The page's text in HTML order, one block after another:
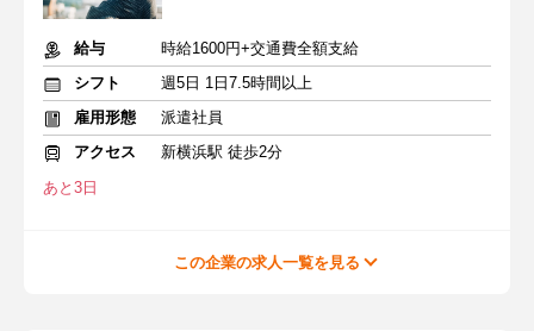
給与
時給1600円+交通費全額支給
シフト
週5日 1日7.5時間以上
雇用形態
派遣社員
アクセス
新横浜駅 徒歩2分
あと3日
この企業の求人一覧を見る